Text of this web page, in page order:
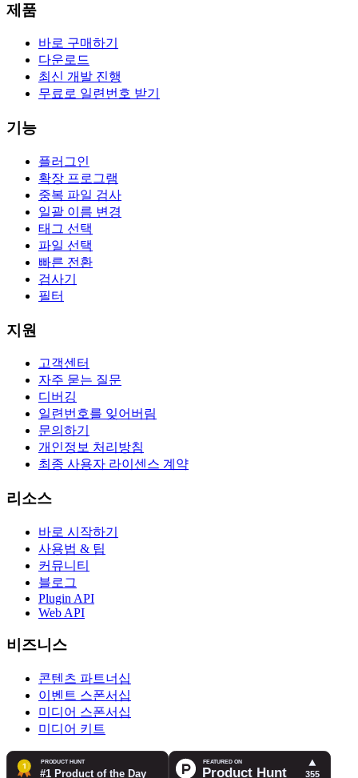
제품
바로 구매하기
다운로드
최신 개발 진행
무료로 일련번호 받기
기능
플러그인
확장 프로그램
중복 파일 검사
일괄 이름 변경
태그 선택
파일 선택
빠른 전환
검사기
필터
지원
고객센터
자주 묻는 질문
디버깅
일련번호를 잊어버림
문의하기
개인정보 처리방침
최종 사용자 라이센스 계약
리소스
바로 시작하기
사용법 & 팁
커뮤니티
블로그
Plugin API
Web API
비즈니스
콘텐츠 파트너십
이벤트 스폰서십
미디어 스폰서십
미디어 키트